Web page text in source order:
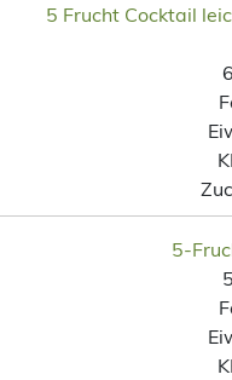
5 Frucht Cocktail
5-